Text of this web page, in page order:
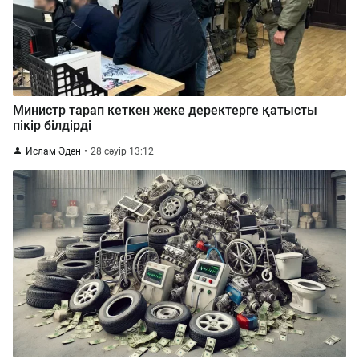
Министр тарап кеткен жеке деректерге қатысты
пікір білдірді
Ислам Әден 28 сәуір 13:12